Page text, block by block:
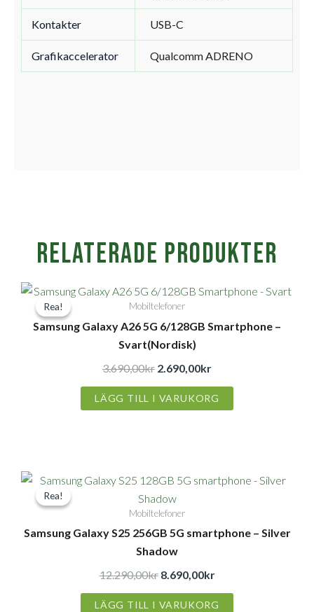
Kontakter USB-C
Grafikaccelerator Qualcomm ADRENO
Relaterade produkter
Rea!
Rea! Mobiltelefoner
Samsung Galaxy A26 5G 6/128GB Smartphone –
Svart(Nordisk)
3.690,00kr
Det
ursprungliga
priset
var:
3.690,00kr.
2.690,00kr
Det
priset
LÄGG TILL I VARUKORG
Rea!
Rea!
Mobiltelefoner
Samsung Galaxy S25 256GB 5G smartphone – Silver
Shadow
12.290,00kr
Det
ursprungliga
priset
var:
12.290,00kr.
8.690,00kr
Det
är:
LÄGG TILL I VARUKORG